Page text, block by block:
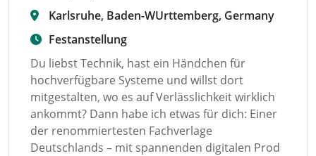
Karlsruhe, Baden-WUrttemberg, Germany
Festanstellung
Du liebst Technik, hast ein Händchen für
hochverfügbare Systeme und willst dort
mitgestalten, wo es auf Verlässlichkeit wirklich
ankommt? Dann habe ich etwas für dich: Einer
der renommiertesten Fachverlage
Deutschlands – mit spannenden digitalen Prod